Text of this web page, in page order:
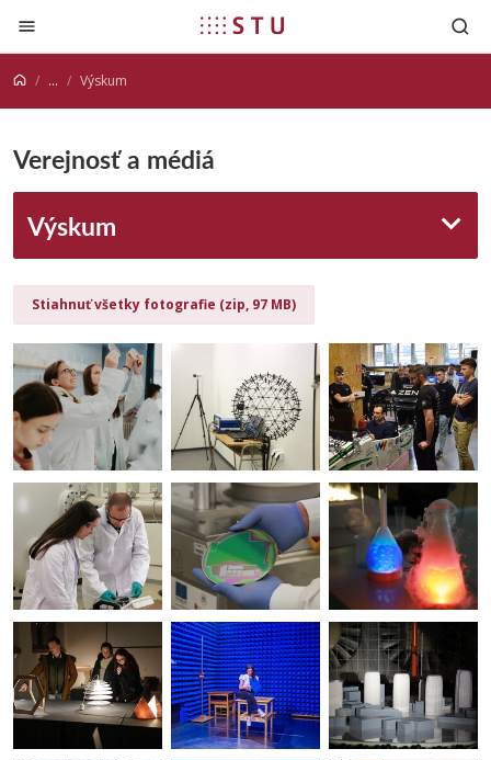
Prejsť na obsah
... Výskum
Verejnosť a médiá
Výskum
Stiahnuť všetky fotografie (zip, 97 MB)